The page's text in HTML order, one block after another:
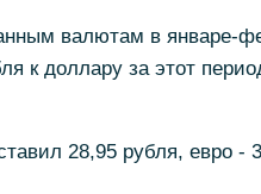
валютам в январе-
к доллару за этот
28,95 рубля, евро -